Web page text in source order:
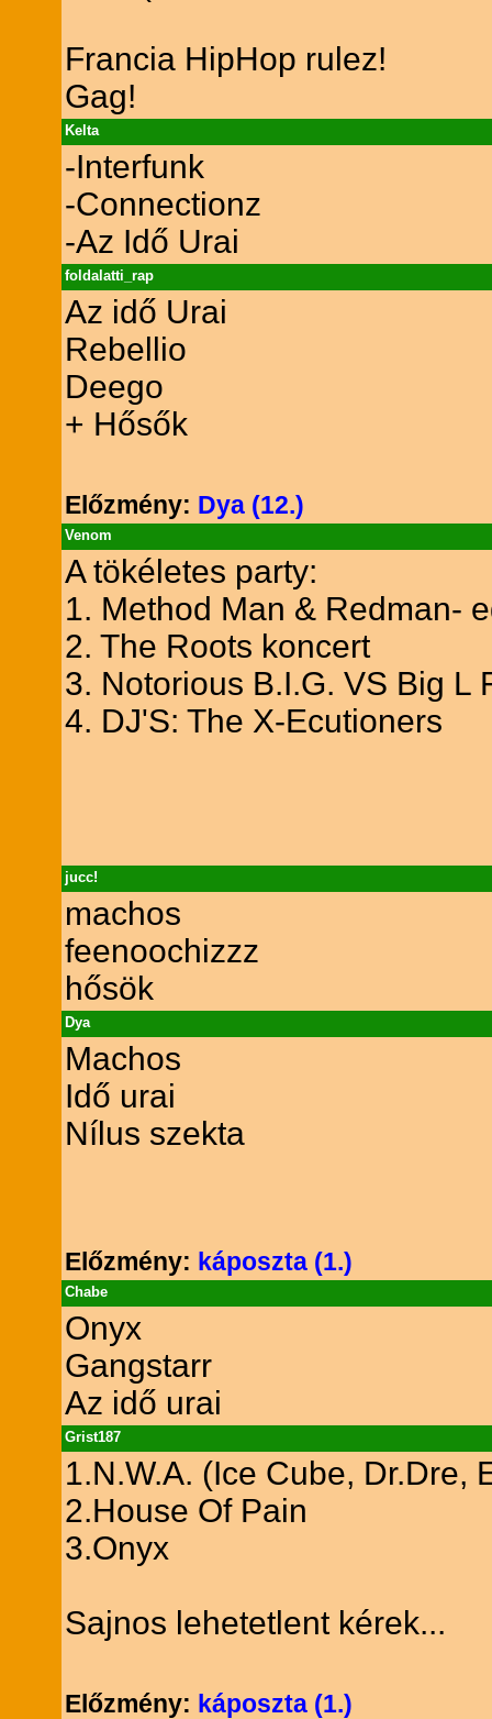
Francia HipHop rulez!
Gag!
Kelta
-Interfunk
-Connectionz
-Az Idő Urai
foldalatti_rap
Az idő Urai
Rebellio
Deego
+ Hősők
Előzmény: Dya (12.)
Venom
A tökéletes party:
1. Method Man & Redman-
2. The Roots koncert
3. Notorious B.I.G. VS Big L
4. DJ'S: The X-Ecutioners
jucc!
machos
feenoochizzz
hősök
Dya
Machos
Idő urai
Nílus szekta
Előzmény: káposzta (1.)
Chabe
Onyx
Gangstarr
Az idő urai
Grist187
1.N.W.A. (Ice Cube, Dr.Dre,
2.House Of Pain
3.Onyx
Sajnos lehetetlent kérek...
Előzmény: káposzta (1.)